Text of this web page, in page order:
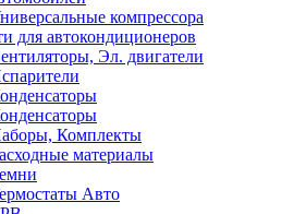
компрессора
для автокондиционеров
Эл. двигатели
Комплекты
материалы
Авто